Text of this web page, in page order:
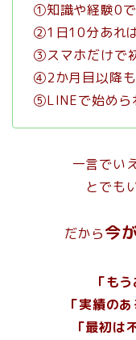
①知識や経験0
②1日10分あれ
③スマホだけで
④2か月目以降
⑤LINEで始めら
一言でい
とでも
だから今
「も
「実績の
「最初は